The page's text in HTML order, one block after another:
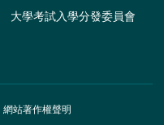
大學考試入學分發委員會
網站著作權聲明